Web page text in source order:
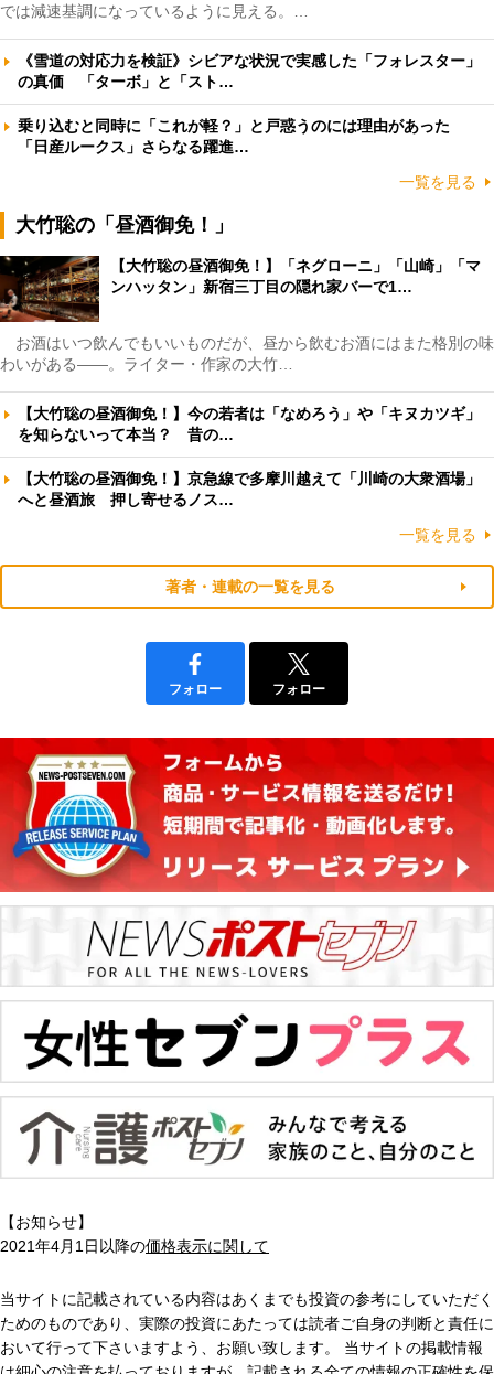
では減速基調になっているように見える。…
《雪道の対応力を検証》シビアな状況で実感した「フォレスター」
の真価 「ターボ」と「スト…
乗り込むと同時に「これが軽？」と戸惑うのには理由があった
「日産ルークス」さらなる躍進…
一覧を見る
大竹聡の「昼酒御免！」
【大竹聡の昼酒御免！】「ネグローニ」「山崎」「マ
ンハッタン」新宿三丁目の隠れ家バーで1…
お酒はいつ飲んでもいいものだが、昼から飲むお酒にはまた格別の味
わいがある――。ライター・作家の大竹…
【大竹聡の昼酒御免！】今の若者は「なめろう」や「キヌカツギ」
を知らないって本当？ 昔の…
【大竹聡の昼酒御免！】京急線で多摩川越えて「川崎の大衆酒場」
へと昼酒旅 押し寄せるノス…
一覧を見る
著者・連載の一覧を見る
フォロー フォロー
【お知らせ】
2021年4月1日以降の価格表示に関して
当サイトに記載されている内容はあくまでも投資の参考にしていただく
ためのものであり、実際の投資にあたっては読者ご自身の判断と責任に
おいて行って下さいますよう、お願い致します。 当サイトの掲載情報